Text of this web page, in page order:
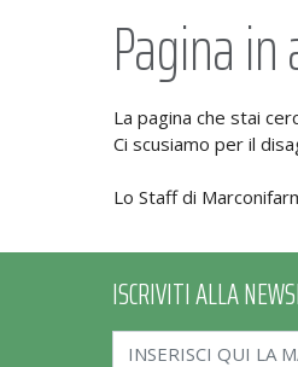
Pagina
La pagina che stai
Ci scusiamo per il
Lo Staff di
ISCRIVITI ALLA